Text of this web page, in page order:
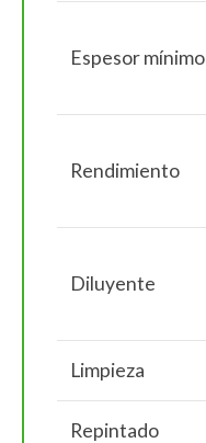
Espesor mínimo
Rendimiento
Diluyente
Limpieza
Repintado